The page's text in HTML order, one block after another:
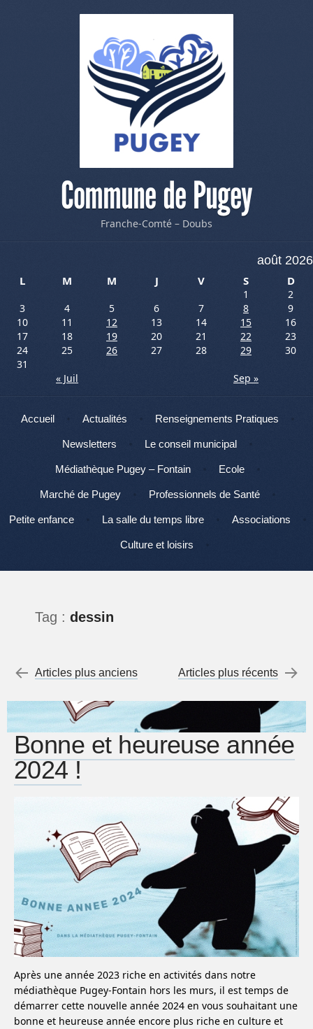
Commune de Pugey
Franche-Comté – Doubs
août 2026
L
M M J V S D
1
2
3
4 5 6 7 8
9
10
11 12 13 14 15
16
17
18 19 20 21 22
23
24
25 26 27 28 29
30
31
« Juil
Sep »
Menu
Aller au contenu
Accueil Actualités Renseignements Pratiques
Newsletters Le conseil municipal
Médiathèque Pugey – Fontain Ecole
Marché de Pugey Professionnels de Santé
Petite enfance La salle du temps libre Associations
Culture et loisirs
Tag : dessin
Menu de l'article
←
Articles plus anciens Articles plus récents →
Bonne et heureuse année
2024 !
Après une année 2023 riche en activités dans notre
médiathèque Pugey-Fontain hors les murs, il est temps de
démarrer cette nouvelle année 2024 en vous souhaitant une
bonne et heureuse année encore plus riche en culture et